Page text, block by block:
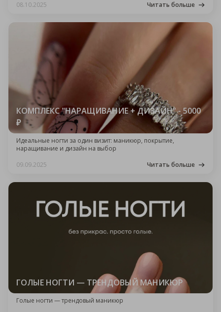
08.10.2025
Читать больше
КОМПЛЕКС "НАРАЩИВАНИЕ + ДИЗАЙН" - 5000
₽
Идеальные ногти за один визит: маникюр, покрытие,
наращивание и дизайн на выбор
09.09.2025
Читать больше
ГОЛЫЕ НОГТИ — ТРЕНДОВЫЙ МАНИКЮР
Голые ногти — трендовый маникюр